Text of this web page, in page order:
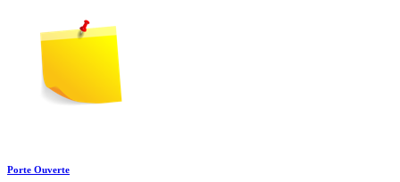
Porte Ouverte